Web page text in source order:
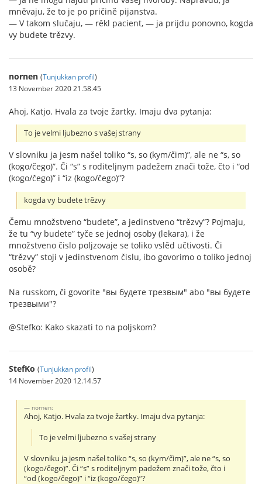
mněvaju, že to je po pričině pijanstva.
— V takom slučaju, — rěkl pacient, — ja prijdu ponovno, kogda
vy budete trězvy.
nornen (Tunjukkan profil)
13 November 2020 21.58.45
Ahoj, Katjo. Hvala za tvoje žartky. Imaju dva pytanja:
To je velmi ljubezno s vašej strany
V slovniku ja jesm našel toliko “s, so (kym/čim)”, ale ne “s, so
(kogo/čego)”. Či “s” s roditeljnym padežem znači tože, čto i “od
(kogo/čego)” i “iz (kogo/čego)”?
kogda vy budete trězvy
Čemu množstveno “budete”, a jedinstveno “trězvy”? Pojmaju,
že tu “vy budete” tyče se jednoj osoby (lekara), i že
množstveno čislo poljzovaje se toliko vslěd učtivosti. Či
“trězvy” stoji v jedinstvenom čislu, ibo govorimo o toliko jednoj
osobě?
Na russkom, či govorite "вы будете трезвым" abo "вы будете
трезвыми"?
@Stefko: Kako skazati to na poljskom?
StefKo (Tunjukkan profil)
14 November 2020 12.14.57
nornen:
Ahoj, Katjo. Hvala za tvoje žartky. Imaju dva pytanja:
To je velmi ljubezno s vašej strany
V slovniku ja jesm našel toliko “s, so (kym/čim)”, ale ne “s, so
(kogo/čego)”. Či “s” s roditeljnym padežem znači tože, čto i
“od (kogo/čego)” i “iz (kogo/čego)”?